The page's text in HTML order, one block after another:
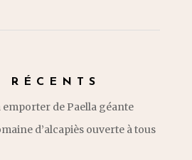
RÉCENTS
emporter de Paella géante
d’alcapiès ouverte à tous